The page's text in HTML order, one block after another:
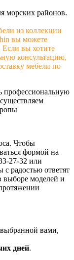
морских районов.
из коллекции
вы можете
Если вы хотите
консультацию,
мебели по
профессиональную
Чтобы
формой на
27-32 или
радостью ответят
выборе моделей и
вами,
дней.